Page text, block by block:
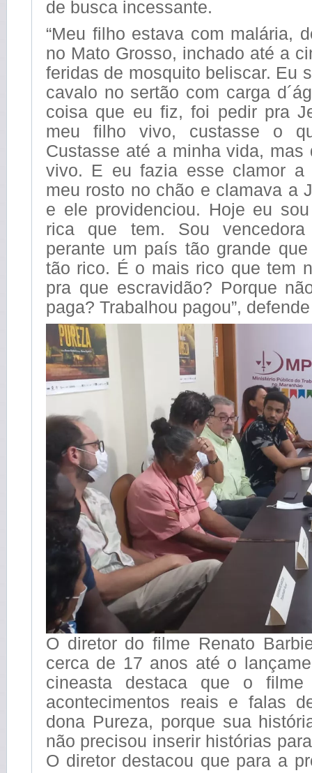
de busca incessante.
“Meu filho estava com malária,
no Mato Grosso, inchado até a
feridas de mosquito beliscar. Eu
cavalo no sertão com carga
coisa que eu fiz, foi pedir pra
meu filho vivo, custasse o
Custasse até a minha vida, mas
vivo. E eu fazia esse clamor a
meu rosto no chão e clamava a
e ele providenciou. Hoje eu
rica que tem. Sou
perante um país tão grande
tão rico. É o mais rico que tem
pra que escravidão? Porque
paga? Trabalhou pagou”,
O diretor do filme Renato
cerca de 17 anos até o
cineasta destaca que o filme
acontecimentos reais e falas
dona Pureza, porque sua
não precisou inserir histórias
O diretor destacou que para a